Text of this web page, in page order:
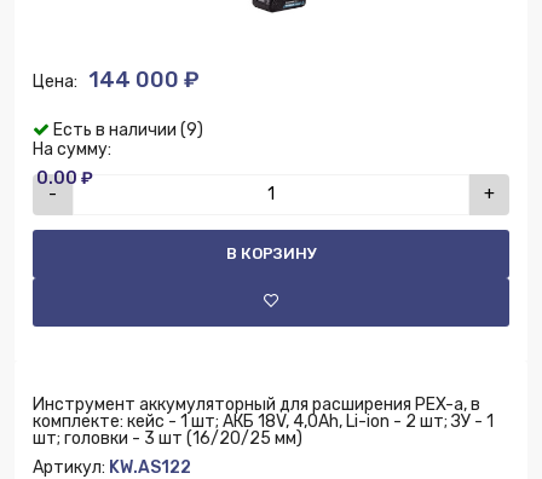
Цена: 144 000 ₽
Есть в наличии (9)
На сумму:
0.00 ₽
- +
В КОРЗИНУ
Инструмент аккумуляторный для расширения PEX-a, в
комплекте: кейс - 1 шт; АКБ 18V, 4,0Ah, Li-ion - 2 шт; ЗУ - 1
шт; головки - 3 шт (16/20/25 мм)
Артикул: KW.AS122